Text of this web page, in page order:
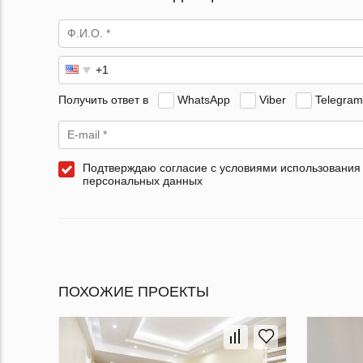
Получить ответ в WhatsApp Viber Telegram
Подтверждаю согласие с условиями использования
персональных данных
ПОХОЖИЕ ПРОЕКТЫ